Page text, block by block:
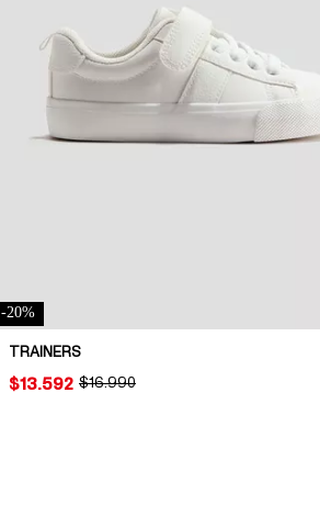
-20%
TRAINERS
ORIGINAL PRICE:
$16.990
PRICE:
$13.592